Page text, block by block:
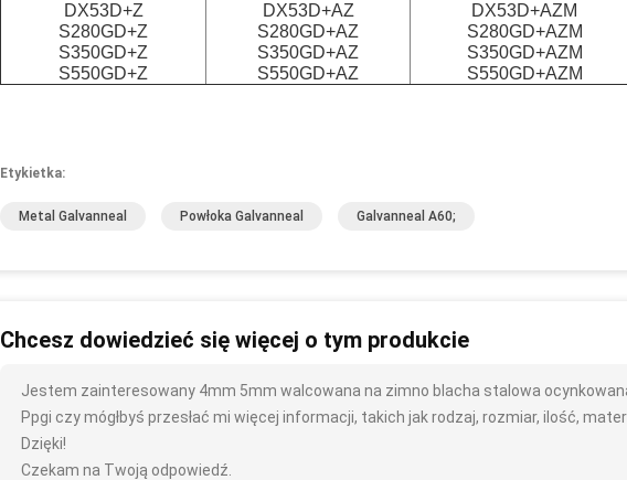
DX53D+Z
S280GD+Z
S350GD+Z
S550GD+Z
DX53D+AZ
S280GD+AZ
S350GD+AZ
S550GD+AZ
DX53D+AZM
S280GD+AZM
S350GD+AZM
S550GD+AZM
Etykietka:
Metal Galvanneal Powłoka Galvanneal Galvanneal A60;
Chcesz dowiedzieć się więcej o tym produkcie
Jestem zainteresowany 4mm 5mm walcowana na zimno blacha stalowa
Ppgi czy mógłbyś przesłać mi więcej informacji, takich jak rodzaj, rozmiar, ilość,
Dzięki!
Czekam na Twoją odpowiedź.